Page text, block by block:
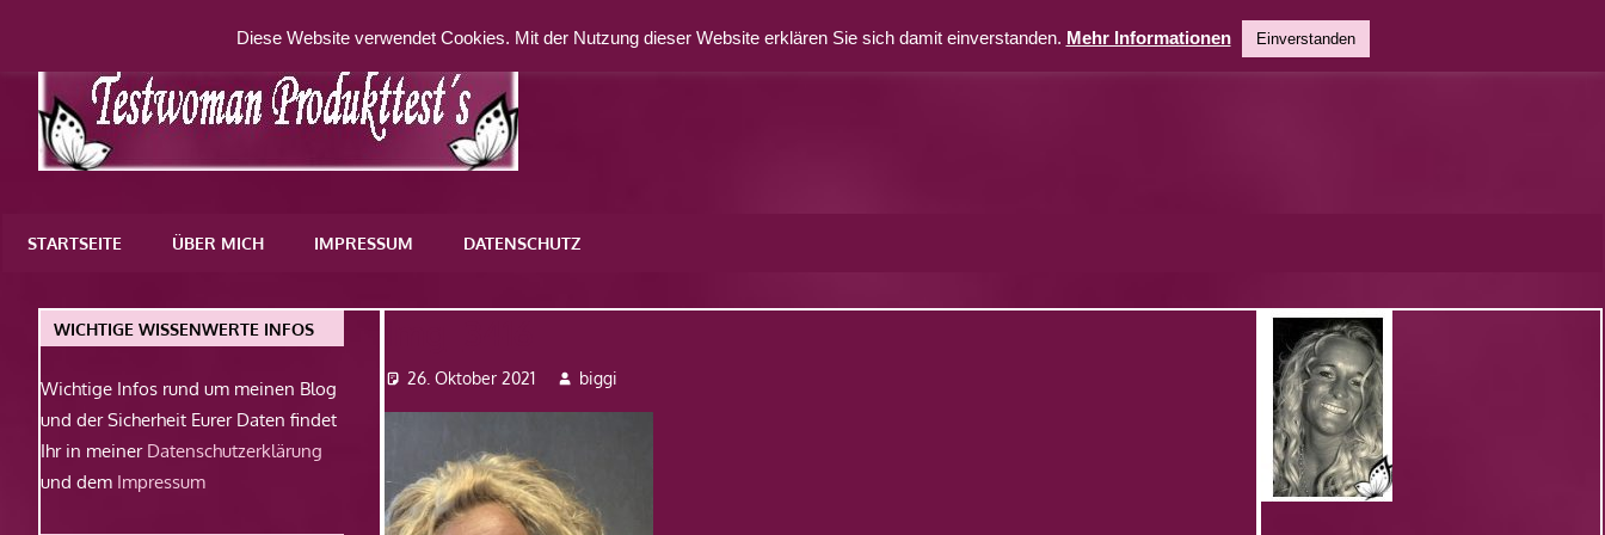
springen
WordPress-
STARTSEITE ÜBER MICH IMPRESSUM DATENSCHUTZ
26. Oktober 2021 biggi
WICHTIGE WISSENWERTE INFOS
Wichtige Infos rund um meinen Blog
und der Sicherheit Eurer Daten findet
Ihr in meiner Datenschutzerklärung
und dem Impressum
Diese Website verwendet Cookies. Mit der Nutzung dieser Website erklären Sie sich damit einverstanden. Mehr Informationen Einverstanden